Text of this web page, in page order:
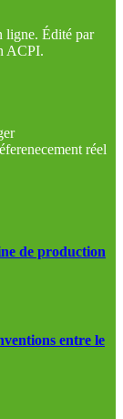
ligne. Édité par
ACPI.
réel
de production
entre le